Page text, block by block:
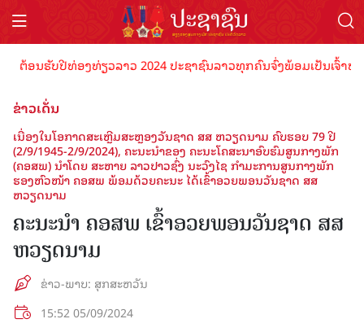
ນຮັບປີທ່ອງທ່ຽວລາວ 2024 ປະຊາຊົນລາວທຸກຄົນຈົ່ງພ້ອມເປັນເຈົ້າພາບ
ຂ່າວເດັ່ນ
ເນື່ອງໃນໂອກາດສະເຫຼີມສະຫຼອງວັນຊາດ ສສ ຫວຽດນາມ ຄົບຮອບ 79 ປີ
(2/9/1945-2/9/2024), ຄະນະນໍາຂອງ ຄະນະໂຄສະນາອົບຮົມສູນກາງພັກ
(ຄອສພ) ນໍາໂດຍ ສະຫາຍ ລາວປາວຊົ່ງ ນະວົງໄຊ ກຳມະການສູນກາງພັກ
ຮອງຫົວໜ້າ ຄອສພ ພ້ອມດ້ວຍຄະນະ ໄດ້ເຂົ້າອວຍພອນວັນຊາດ ສສ
ຫວຽດນາມ
ຄະນະນໍາ ຄອສພ ເຂົ້າອວຍພອນວັນຊາດ ສສ
ຫວຽດນາມ
ຂ່າວ-ພາບ: ສຸກສະຫວັນ
15:52 05/09/2024